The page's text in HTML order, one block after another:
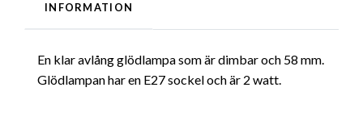
INFORMATION
En klar avlång glödlampa som är dimbar och 58 mm.
Glödlampan har en E27 sockel och är 2 watt.